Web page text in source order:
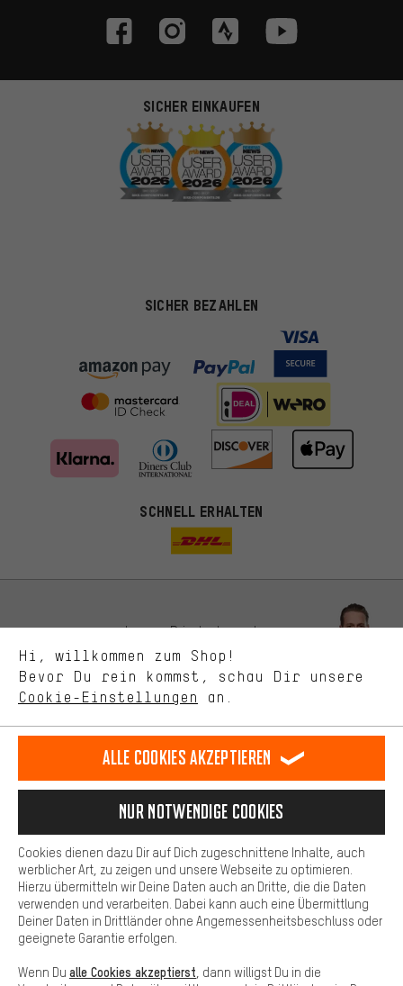
SICHER EINKAUFEN
SICHER BEZAHLEN
SCHNELL ERHALTEN
Lass Dich beraten
Terminbuchung
Kontaktformular
Unsere Datenschutzerklärung
Sprache"
Deutsch
DE english
EN español
ES français
FR
VERTRAG WIDERRUFEN Aachener Community Affiliateprogramm
Impressum Datenschutz Allgemeine Geschäftsbedingungen
Hi, willkommen zum Shop!
Bevor Du rein kommst, schau Dir unsere
Cookie-Einstellungen an.
Du bekommst, statt zufälliger Werbung, genauer passende
Angebote von uns. Diese Cookies helfen uns, Deine Interessen
besser zu erkennen und Dir relevante Produkte und Tipps zu
Uns interessiert, was Du in unserem Shop suchst und brauchst.
selbst Einfluss auf die Verbesserung unserer Webseite und
unseres Shop-Angebots.
Dein Shopping-Erlebnis wird komfortabler. Mit Komfort-Cookies
stellen wir Verknüpfungen zu Social Media Plattformen her. So
können wir dir weitere nützliche Inhalte und Informationen zur
Verfügung stellen. Zudem hast du die Möglichkeit zusätzliche
Services zu nutzen, die es dir erleichtern die richtigen Produkte zu
finden. Beispielsweise bieten wir eine Chat-Funktion an, damit
Fragen schnell und unkompliziert beantwortet werden können.
Basis
Basis-Cookies gewährleisten, dass Du unsere Webseite
grundsätzlich nutzen kannst.
Alle Cookies akzeptieren
Nur Notwendige Cookies
Cookies dienen dazu Dir auf Dich zugeschnittene Inhalte, auch
werblicher Art, zu zeigen und unsere Webseite zu optimieren.
Hierzu übermitteln wir Deine Daten auch an Dritte, die die Daten
verwenden und verarbeiten. Dabei kann auch eine Übermittlung
Deiner Daten in Drittländer ohne Angemessenheitsbeschluss oder
geeignete Garantie erfolgen.
Wenn Du alle Cookies akzeptierst , dann willigst Du in die